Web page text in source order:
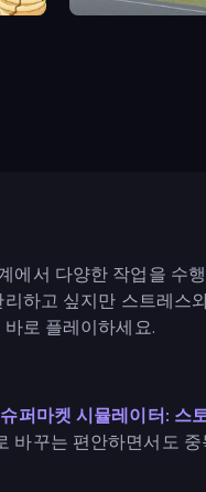
3D Flight Simulator
서 다양한 작업을 수
하고 싶지만 스트레
로 플레이하세요.
슈퍼마켓 시뮬레이터: 스
바꾸는 편안하면서도